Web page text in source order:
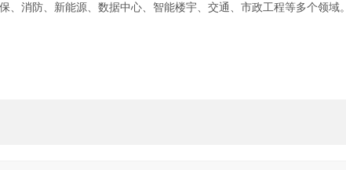
消防、新能源、数据中心、智能楼宇、交通、市政工程等多个领域。